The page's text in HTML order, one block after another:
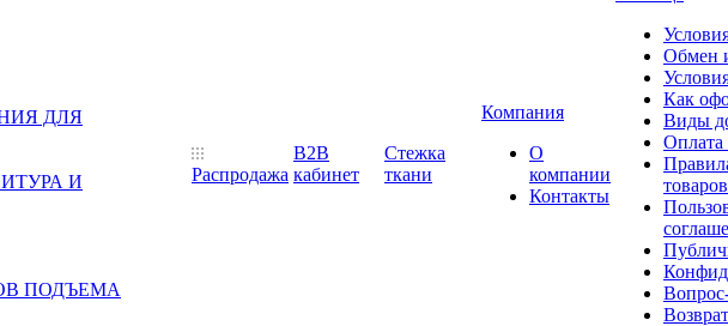
ДЛЯ
И
ПОДЪЕМА
Распродажа
B2B
кабинет
Стежка
ткани
Компания
О
компании
Контакты
Обмен
Как
Виды
Оплата
товаров